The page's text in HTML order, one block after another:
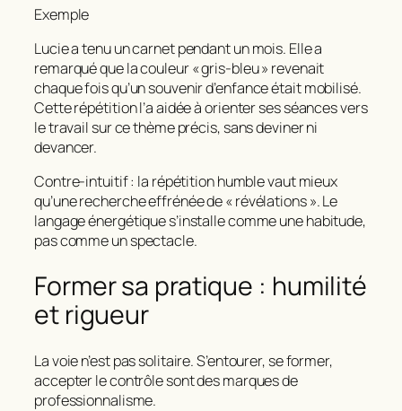
Exemple
Lucie a tenu un carnet pendant un mois. Elle a
remarqué que la couleur « gris‑bleu » revenait
chaque fois qu’un souvenir d’enfance était mobilisé.
Cette répétition l’a aidée à orienter ses séances vers
le travail sur ce thème précis, sans deviner ni
devancer.
Contre‑intuitif : la répétition humble vaut mieux
qu’une recherche effrénée de « révélations ». Le
langage énergétique s’installe comme une habitude,
pas comme un spectacle.
Former sa pratique : humilité
et rigueur
La voie n’est pas solitaire. S’entourer, se former,
accepter le contrôle sont des marques de
professionnalisme.